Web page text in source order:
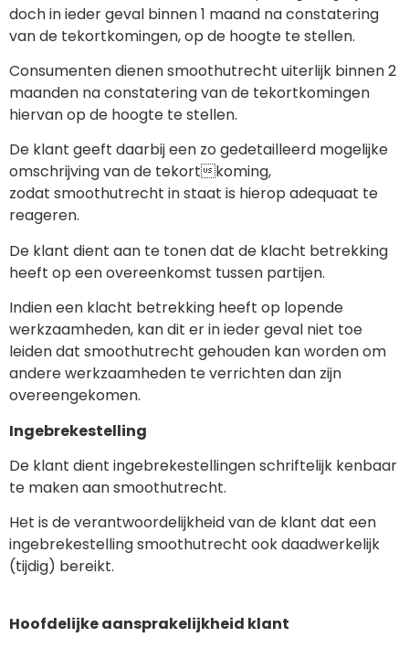
doch in ieder geval binnen 1 maand na constatering
van de tekortkomingen, op de hoogte te stellen.
Consumenten dienen smoothutrecht uiterlijk binnen 2
maanden na constatering van de tekortkomingen
hiervan op de hoogte te stellen.
De klant geeft daarbij een zo gedetailleerd mogelijke
omschrijving van de tekortkoming,
zodat smoothutrecht in staat is hierop adequaat te
reageren.
De klant dient aan te tonen dat de klacht betrekking
heeft op een overeenkomst tussen partijen.
Indien een klacht betrekking heeft op lopende
werkzaamheden, kan dit er in ieder geval niet toe
leiden dat smoothutrecht gehouden kan worden om
andere werkzaamheden te verrichten dan zijn
overeengekomen.
Ingebrekestelling
De klant dient ingebrekestellingen schriftelijk kenbaar
te maken aan smoothutrecht.
Het is de verantwoordelijkheid van de klant dat een
ingebrekestelling smoothutrecht ook daadwerkelijk
(tijdig) bereikt.
Hoofdelijke aansprakelijkheid klant